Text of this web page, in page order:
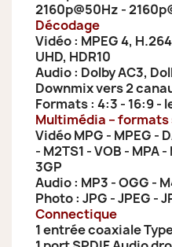
2160p@50Hz -
Décodage
Vidéo : MPEG 4,
UHD, HDR10
Audio : Dolby AC3,
Downmix vers 2
Formats : 4:3 - 16:9 -
Multimédia –
Vidéo MPG - MPEG -
- M2TS1 -VOB - MPA -
3GP
Audio : MP3 - OGG -
Photo : JPG - JPEG -
Connectique
1 entrée coaxiale